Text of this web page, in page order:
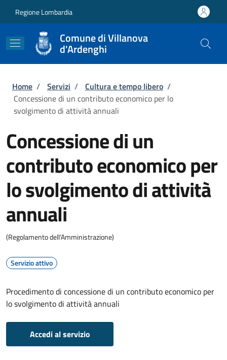
Regione Lombardia
Comune di Villanova
d'Ardenghi
Briciole di pane
Home / Servizi / Cultura e tempo libero /
Concessione di un contributo economico per lo
svolgimento di attività annuali
Concessione di un
contributo economico per
lo svolgimento di attività
annuali
(Regolamento dell'Amministrazione)
Servizio attivo
Procedimento di concessione di un contributo economico per
lo svolgimento di attività annuali
Accedi al servizio